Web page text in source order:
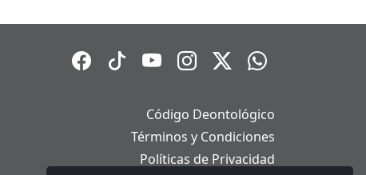
Código Deontológico
Términos y Condiciones
Políticas de Privacidad